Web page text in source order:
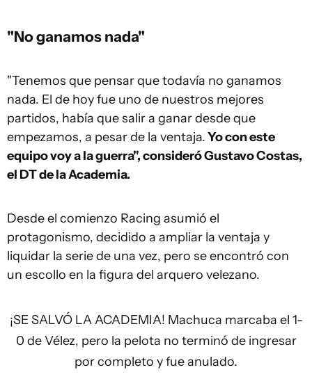
"No ganamos nada"
"Tenemos que pensar que todavía no ganamos
nada. El de hoy fue uno de nuestros mejores
partidos, había que salir a ganar desde que
empezamos, a pesar de la ventaja.Yo con este
equipo voy a la guerra", consideró Gustavo Costas,
el DT de la Academia.
Desde el comienzo Racing asumió el
protagonismo, decidido a ampliar la ventaja y
liquidar la serie de una vez, pero se encontró con
un escollo en la figura del arquero velezano.
¡SE SALVÓ LA ACADEMIA! Machuca marcaba el 1-
0 de Vélez, pero la pelota no terminó de ingresar
por completo y fue anulado.